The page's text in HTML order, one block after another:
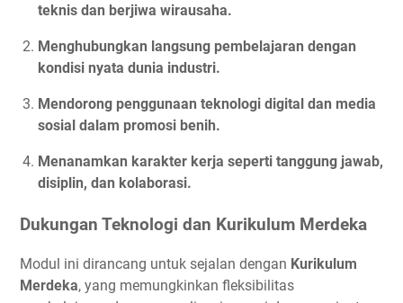
teknis dan berjiwa wirausaha.
Menghubungkan langsung pembelajaran dengan
kondisi nyata dunia industri.
Mendorong penggunaan teknologi digital dan media
sosial dalam promosi benih.
Menanamkan karakter kerja seperti tanggung jawab,
disiplin, dan kolaborasi.
Dukungan Teknologi dan Kurikulum Merdeka
Modul ini dirancang untuk sejalan dengan Kurikulum
Merdeka, yang memungkinkan fleksibilitas